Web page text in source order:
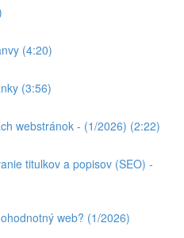
(4:20)
(3:56)
webstránok - (1/2026) (2:22)
titulkov a popisov (SEO) -
web? (1/2026)